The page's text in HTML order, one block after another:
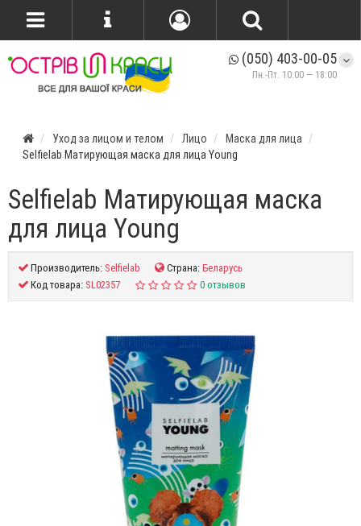
(050) 403-00-05
Пн.-Пт. 10:00 — 18:00
Уход за лицом и телом Лицо
Маска для лица
Selfielab Матирующая маска для лица Young
Selfielab Матирующая маска
для лица Young
Производитель: Selfielab Страна:Беларусь
Код товара: SL02357 0 отзывов